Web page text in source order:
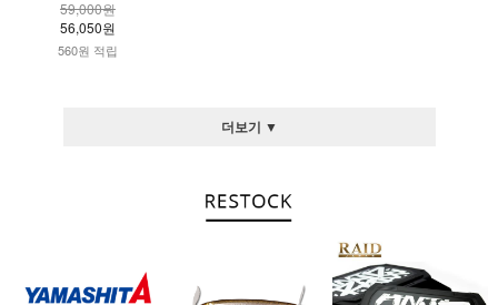
59,000원
56,050원
560원 적립
더보기 ▼